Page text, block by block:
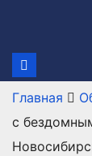
содержимому
Главная
с